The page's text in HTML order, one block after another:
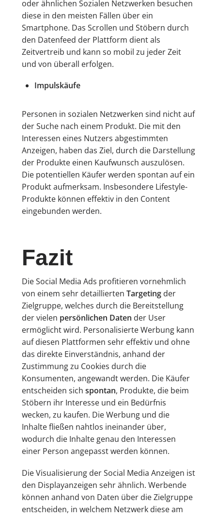
oder ähnlichen Sozialen Netzwerken besuchen
diese in den meisten Fällen über ein
Smartphone. Das Scrollen und Stöbern durch
den Datenfeed der Plattform dient als
Zeitvertreib und kann so mobil zu jeder Zeit
und von überall erfolgen.
Impulskäufe
Personen in sozialen Netzwerken sind nicht auf
der Suche nach einem Produkt. Die mit den
Interessen eines Nutzers abgestimmten
Anzeigen, haben das Ziel, durch die Darstellung
der Produkte einen Kaufwunsch auszulösen.
Die potentiellen Käufer werden spontan auf ein
Produkt aufmerksam. Insbesondere Lifestyle-
Produkte können effektiv in den Content
eingebunden werden.
Fazit
Die Social Media Ads profitieren vornehmlich
von einem sehr detaillierten Targetingder
Zielgruppe, welches durch die Bereitstellung
der vielen persönlichen Daten der User
ermöglicht wird. Personalisierte Werbung kann
auf diesen Plattformen sehr effektiv und ohne
das direkte Einverständnis, anhand der
Zustimmung zu Cookies durch die
Konsumenten, angewandt werden. Die Käufer
entscheiden sich spontan, Produkte, die beim
Stöbern ihr Interesse und ein Bedürfnis
wecken, zu kaufen. Die Werbung und die
Inhalte fließen nahtlos ineinander über,
wodurch die Inhalte genau den Interessen
einer Person angepasst werden können.
Die Visualisierung der Social Media Anzeigen ist
den Displayanzeigen sehr ähnlich. Werbende
können anhand von Daten über die Zielgruppe
entscheiden, in welchem Netzwerk diese am